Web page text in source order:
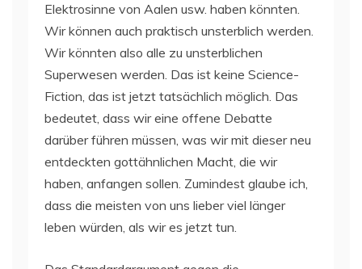
Elektrosinne von Aalen usw. haben könnten.
Wir können auch praktisch unsterblich werden.
Wir könnten also alle zu unsterblichen
Superwesen werden. Das ist keine Science-
Fiction, das ist jetzt tatsächlich möglich. Das
bedeutet, dass wir eine offene Debatte
darüber führen müssen, was wir mit dieser neu
entdeckten gottähnlichen Macht, die wir
haben, anfangen sollen. Zumindest glaube ich,
dass die meisten von uns lieber viel länger
leben würden, als wir es jetzt tun.